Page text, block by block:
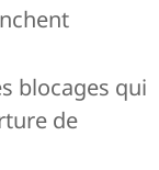
blocages qui
de